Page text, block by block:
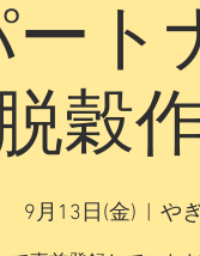
ト
穀
9月13日(金) や